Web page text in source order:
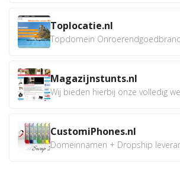
Toplocatie.nl
Magazijnstunts.nl
CustomiPhones.nl